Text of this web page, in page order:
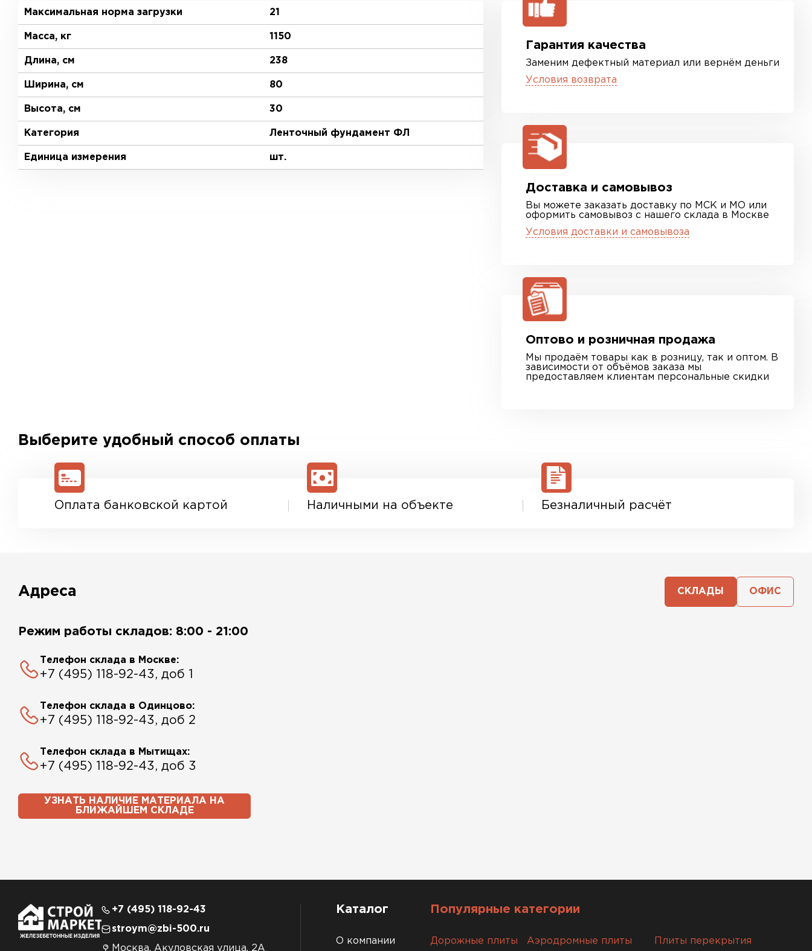
Максимальная норма загрузки 21
Масса, кг 1150
Длина, см 238
Ширина, см 80
Высота, см 30
Категория Ленточный фундамент ФЛ
Единица измерения шт.
Гарантия качества
Заменим дефектный материал или вернём деньги
Условия возврата
Доставка и самовывоз
Вы можете заказать доставку по МСК и МО или
оформить самовывоз с нашего склада в Москве
Условия доставки и самовывоза
Оптово и розничная продажа
Мы продаём товары как в розницу, так и оптом. В
зависимости от объёмов заказа мы
предоставляем клиентам персональные скидки
Выберите удобный способ оплаты
Оплата банковской картой Наличными на объекте Безналичный расчёт
Адреса СКЛАДЫ ОФИС
Режим работы складов: 8:00 - 21:00
Телефон склада в Москве:
+7 (495) 118-92-43, доб 1
Телефон склада в Одинцово:
+7 (495) 118-92-43, доб 2
Телефон склада в Мытищах:
+7 (495) 118-92-43, доб 3
УЗНАТЬ НАЛИЧИЕ МАТЕРИАЛА НА
БЛИЖАЙШЕМ СКЛАДЕ
+7 (495) 118-92-43
stroym@zbi-500.ru
Москва, Акуловская улица, 2А
Каталог
О компании
Популярные категории
Дорожные плиты Аэродромные плиты Плиты перекрытия